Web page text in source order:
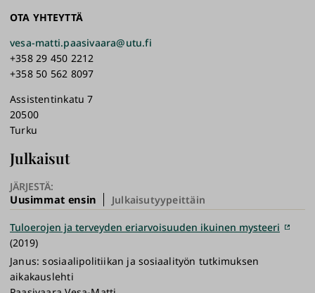
OTA YHTEYTTÄ
vesa-matti.paasivaara@utu.fi
+358 29 450 2212
+358 50 562 8097
Assistentinkatu 7
20500
Turku
Julkaisut
JÄRJESTÄ:
Uusimmat ensin Julkaisutyypeittäin
Tuloerojen ja terveyden eriarvoisuuden ikuinen mysteeri
(2019)
Janus: sosiaalipolitiikan ja sosiaalityön tutkimuksen
aikakauslehti